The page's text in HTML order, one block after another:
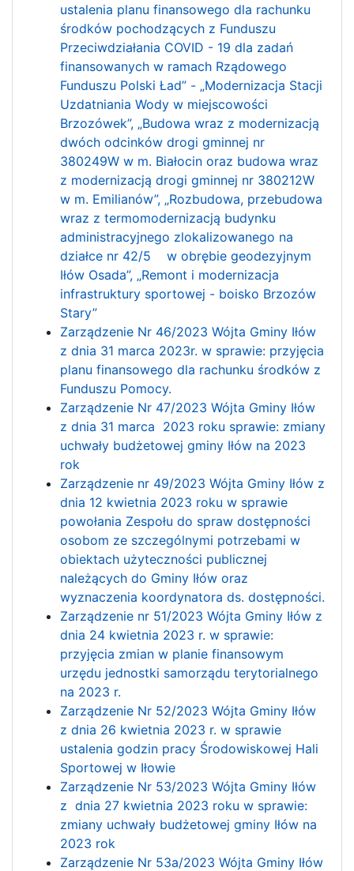
ustalenia planu finansowego dla rachunku
środków pochodzących z Funduszu
Przeciwdziałania COVID - 19 dla zadań
finansowanych w ramach Rządowego
Funduszu Polski Ład” - „Modernizacja Stacji
Uzdatniania Wody w miejscowości
Brzozówek”, „Budowa wraz z modernizacją
dwóch odcinków drogi gminnej nr
380249W w m. Białocin oraz budowa wraz
z modernizacją drogi gminnej nr 380212W
w m. Emilianów”, „Rozbudowa, przebudowa
wraz z termomodernizacją budynku
administracyjnego zlokalizowanego na
działce nr 42/5 w obrębie geodezyjnym
Iłów Osada”, „Remont i modernizacja
infrastruktury sportowej - boisko Brzozów
Stary”
Zarządzenie Nr 46/2023 Wójta Gminy Iłów
z dnia 31 marca 2023r. w sprawie: przyjęcia
planu finansowego dla rachunku środków z
Funduszu Pomocy.
Zarządzenie Nr 47/2023 Wójta Gminy Iłów
z dnia 31 marca 2023 roku sprawie: zmiany
uchwały budżetowej gminy Iłów na 2023
rok
Zarządzenie nr 49/2023 Wójta Gminy Iłów z
dnia 12 kwietnia 2023 roku w sprawie
powołania Zespołu do spraw dostępności
osobom ze szczególnymi potrzebami w
obiektach użyteczności publicznej
należących do Gminy Iłów oraz
wyznaczenia koordynatora ds. dostępności.
Zarządzenie nr 51/2023 Wójta Gminy Iłów z
dnia 24 kwietnia 2023 r. w sprawie:
przyjęcia zmian w planie finansowym
urzędu jednostki samorządu terytorialnego
na 2023 r.
Zarządzenie Nr 52/2023 Wójta Gminy Iłów
z dnia 26 kwietnia 2023 r. w sprawie
ustalenia godzin pracy Środowiskowej Hali
Sportowej w Iłowie
Zarządzenie Nr 53/2023 Wójta Gminy Iłów
z dnia 27 kwietnia 2023 roku w sprawie:
zmiany uchwały budżetowej gminy Iłów na
2023 rok
Zarządzenie Nr 53a/2023 Wójta Gminy Iłów